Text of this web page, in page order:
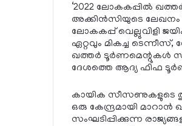
‘2022 ലോകകപ്പില്‍
അക്കിന്‍സിയുടെ ലേഖനം
ലോകകപ്പ് വെല്ലുവിളി
ഏറ്റവും മികച്ച
ഖത്തര്‍ ടൂര്‍ണമെന്റുകള്‍
ദേശത്തെ ആദ്യ ഫിഫ
കായിക സീസണുകളുടെ
ഒരു കേന്ദ്രമായി
സംഘടിപ്പിക്കുന്ന